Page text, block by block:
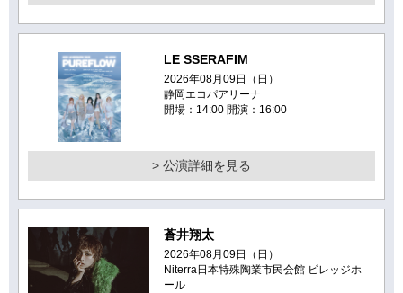
LE SSERAFIM
2026年08月09日（日）
静岡エコパアリーナ
開場：14:00 開演：16:00
> 公演詳細を見る
蒼井翔太
2026年08月09日（日）
Niterra日本特殊陶業市民会館 ビレッジホ
ール